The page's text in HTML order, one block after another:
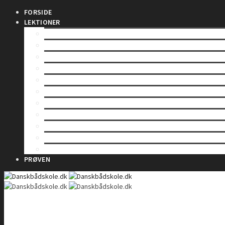
FORSIDE
LEKTIONER
PRØVEN